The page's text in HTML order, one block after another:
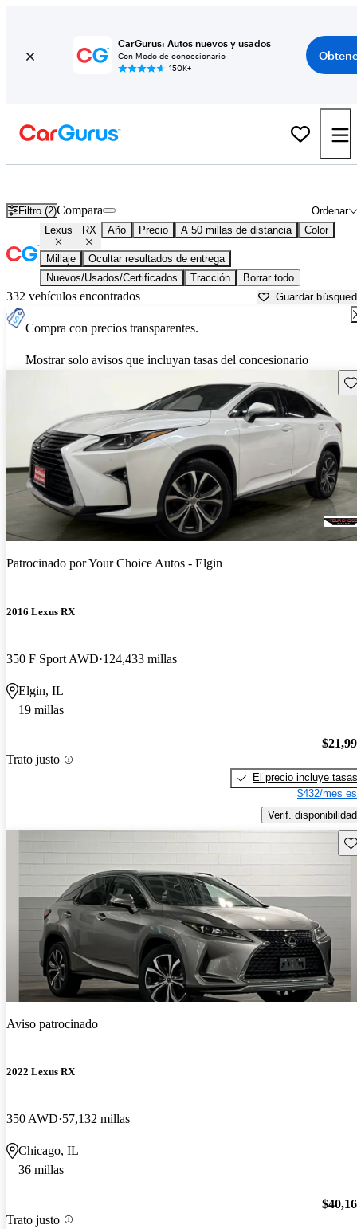
CarGurus: Autos nuevos y usados
Con Modo de concesionario
150K+
Filtro (2) Ordenar
Compara
Lexus RX Año Precio A 50 millas de distancia Color
Millaje
Ocultar resultados de entrega
Nuevos/Usados/Certificados
Tracción Borrar todo
332 vehículos encontrados Guardar
Compra con precios transparentes.
Mostrar solo avisos que incluyan tasas del concesionario
Patrocinado porYour Choice Autos - Elgin
2016 Lexus RX
350 F Sport AWD 124,433 millas
Elgin, IL
19 millas
Trato justo
El precio incluye tasas
$432/mes
Verif. disponibilidad
Aviso patrocinado
2022 Lexus RX
350 AWD 57,132 millas
Chicago, IL
36 millas
Trato justo